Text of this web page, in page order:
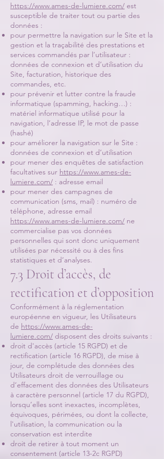
https://www.ames-de-lumiere.com/ est
susceptible de traiter tout ou partie des
données :
pour permettre la navigation sur le Site et la
gestion et la traçabilité des prestations et
services commandés par l’utilisateur :
données de connexion et d’utilisation du
Site, facturation, historique des
commandes, etc.
pour prévenir et lutter contre la fraude
informatique (spamming, hacking…) :
matériel informatique utilisé pour la
navigation, l’adresse IP, le mot de passe
(hashé)
pour améliorer la navigation sur le Site :
données de connexion et d’utilisation
pour mener des enquêtes de satisfaction
facultatives sur https://www.ames-de-
lumiere.com/ : adresse email
pour mener des campagnes de
communication (sms, mail) : numéro de
téléphone, adresse email
https://www.ames-de-lumiere.com/ ne
commercialise pas vos données
personnelles qui sont donc uniquement
utilisées par nécessité ou à des fins
statistiques et d’analyses.
7.3 Droit d’accès, de
rectification et d’opposition
Conformément à la réglementation
européenne en vigueur, les Utilisateurs
de https://www.ames-de-
lumiere.com/ disposent des droits suivants :
droit d'accès (article 15 RGPD) et de
rectification (article 16 RGPD), de mise à
jour, de complétude des données des
Utilisateurs droit de verrouillage ou
d’effacement des données des Utilisateurs
à caractère personnel (article 17 du RGPD),
lorsqu’elles sont inexactes, incomplètes,
équivoques, périmées, ou dont la collecte,
l'utilisation, la communication ou la
conservation est interdite
droit de retirer à tout moment un
consentement (article 13-2c RGPD)